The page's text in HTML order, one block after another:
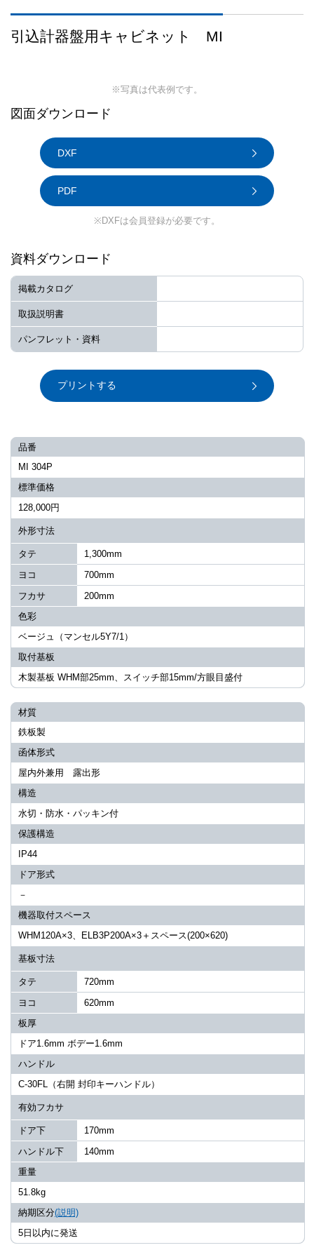
引込計器盤用キャビネット MI
※写真は代表例です。
品番
MI 304P
標準価格
128,000円
外形寸法
タテ
1,300mm
ヨコ
700mm
フカサ
200mm
色彩
ベージュ（マンセル5Y7/1）
取付基板
木製基板 WHM部25mm、スイッチ部15mm/方眼目盛付
図面ダウンロード
DXF
PDF
※DXFは会員登録が必要です。
資料ダウンロード
掲載カタログ
取扱説明書
パンフレット・資料
プリントする
材質
鉄板製
函体形式
屋内外兼用 露出形
構造
水切・防水・パッキン付
保護構造
IP44
ドア形式
－
機器取付スペース
WHM120A×3、ELB3P200A×3＋スペース(200×620)
基板寸法
タテ
720mm
ヨコ
620mm
板厚
ドア1.6mm ボデー1.6mm
ハンドル
C-30FL（右開 封印キーハンドル）
有効フカサ
ドア下
170mm
ハンドル下
140mm
重量
51.8kg
納期区分(説明)
5日以内に発送